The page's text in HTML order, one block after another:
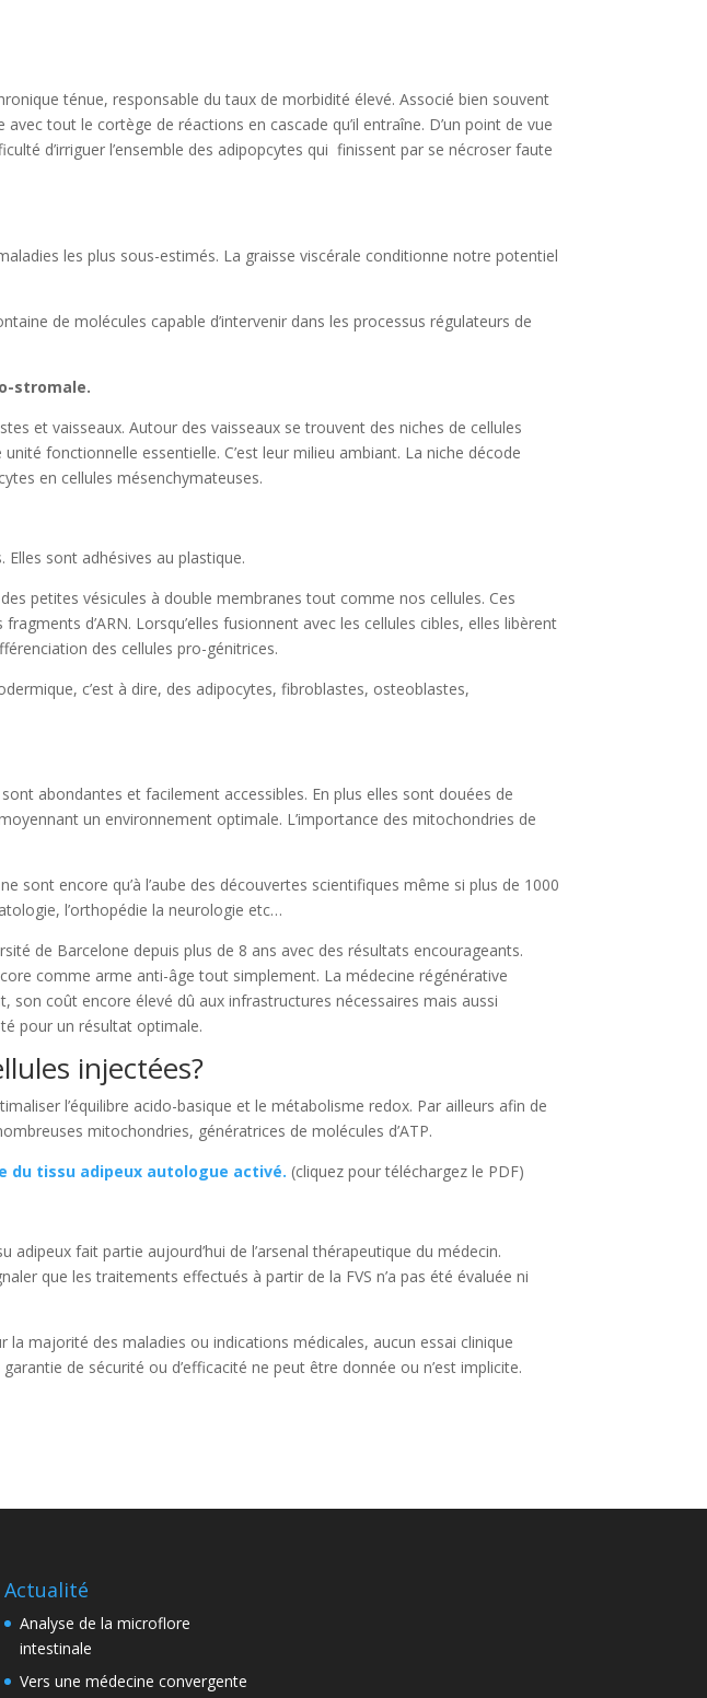
ténue, responsable du taux de morbidité élevé. Associé bien souvent
tout le cortège de réactions en cascade qu’il entraîne. D’un point de vue
d’irriguer l’ensemble des adipopcytes qui finissent par se nécroser faute
les plus sous-estimés. La graisse viscérale conditionne notre potentiel
de molécules capable d’intervenir dans les processus régulateurs de
stromale.
et vaisseaux. Autour des vaisseaux se trouvent des niches de cellules
fonctionnelle essentielle. C’est leur milieu ambiant. La niche décode
en cellules mésenchymateuses.
sont adhésives au plastique.
petites vésicules à double membranes tout comme nos cellules. Ces
d’ARN. Lorsqu’elles fusionnent avec les cellules cibles, elles libèrent
des cellules pro-génitrices.
c’est à dire, des adipocytes, fibroblastes, osteoblastes,
abondantes et facilement accessibles. En plus elles sont douées de
un environnement optimale. L’importance des mitochondries de
encore qu’à l’aube des découvertes scientifiques même si plus de 1000
l’orthopédie la neurologie etc…
de Barcelone depuis plus de 8 ans avec des résultats encourageants.
comme arme anti-âge tout simplement. La médecine régénérative
son coût encore élevé dû aux infrastructures nécessaires mais aussi
pour un résultat optimale.
injectées?
l’équilibre acido-basique et le métabolisme redox. Par ailleurs afin de
mitochondries, génératrices de molécules d’ATP.
du tissu adipeux autologue activé. (cliquez pour téléchargez le PDF)
fait partie aujourd’hui de l’arsenal thérapeutique du médecin.
que les traitements effectués à partir de la FVS n’a pas été évaluée ni
majorité des maladies ou indications médicales, aucun essai clinique
de sécurité ou d’efficacité ne peut être donnée ou n’est implicite.
Actualité
Analyse de la microflore
intestinale
Vers une médecine convergente